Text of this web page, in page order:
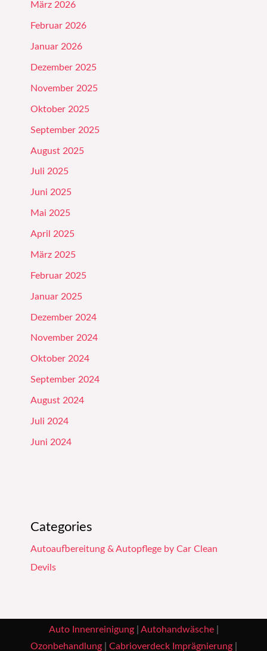
März 2026
Februar 2026
Januar 2026
Dezember 2025
November 2025
Oktober 2025
September 2025
August 2025
Juli 2025
Juni 2025
Mai 2025
April 2025
März 2025
Februar 2025
Januar 2025
Dezember 2024
November 2024
Oktober 2024
September 2024
August 2024
Juli 2024
Juni 2024
Categories
Autoaufbereitung & Autopflege by Car Clean
Devils
Auto Innenreinigung| Autohandwäsche|
Ozonbehandlung| Cabrioverdeck Imprägnierung|